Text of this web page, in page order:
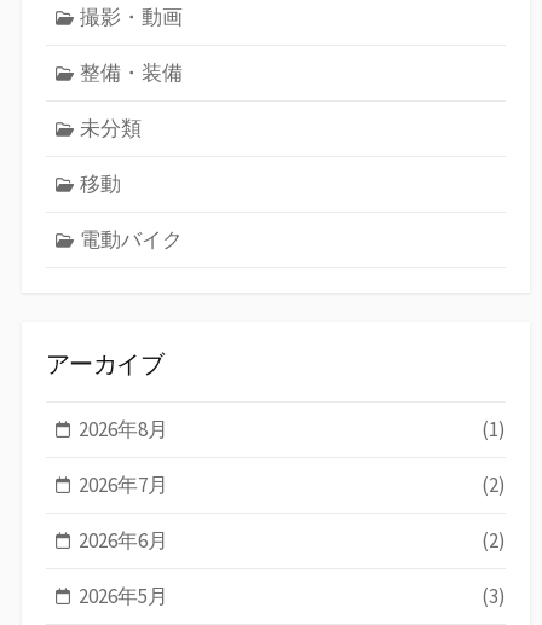
撮影・動画
整備・装備
未分類
移動
電動バイク
アーカイブ
2026年8月 (1)
2026年7月 (2)
2026年6月 (2)
2026年5月 (3)